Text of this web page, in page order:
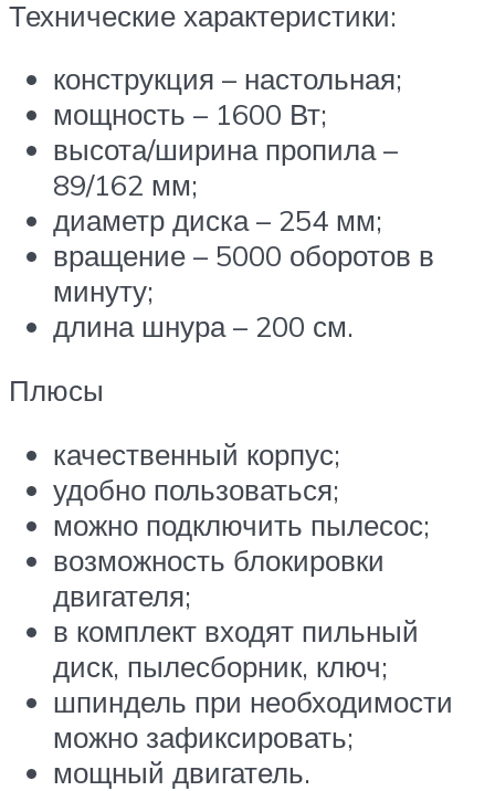
Технические характеристики:
конструкция – настольная;
мощность – 1600 Вт;
высота/ширина пропила –
89/162 мм;
диаметр диска – 254 мм;
вращение – 5000 оборотов в
минуту;
длина шнура – 200 см.
Плюсы
качественный корпус;
удобно пользоваться;
можно подключить пылесос;
возможность блокировки
двигателя;
в комплект входят пильный
диск, пылесборник, ключ;
шпиндель при необходимости
можно зафиксировать;
мощный двигатель.